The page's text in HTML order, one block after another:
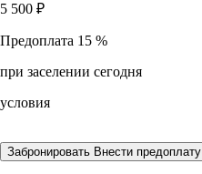
5 500 ₽
Предоплата 15 %
при заселении сегодня
условия
Забронировать Внести предоплату